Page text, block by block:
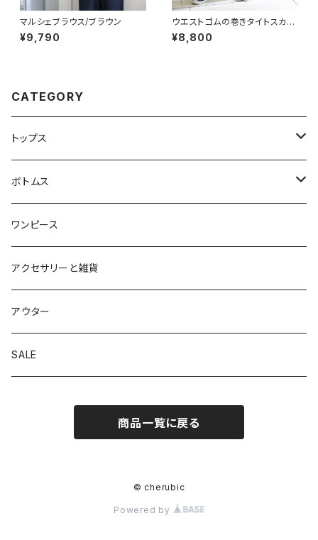
マルシェブラウス/ブラウン
¥9,790
ウエストゴムの巻きタイトスカー
ト チェコスカート
¥8,800
CATEGORY
トップス
ブラウス
カットソー
ニット
ボトムス
パンツ
スカート
ワンピース
アクセサリーと雑貨
アウター
SALE
商品一覧に戻る
© cherubic
Powered by